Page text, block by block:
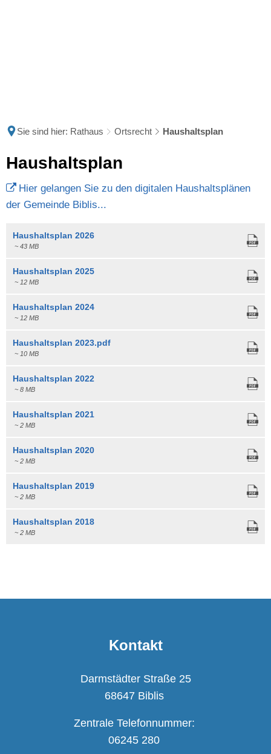
Sie sind hier: Rathaus Ortsrecht Haushaltsplan
Haushaltsplan
Haushaltsplan
Hier gelangen Sie zu den digitalen Haushaltsplänen
der Gemeinde Biblis...
Haushaltsplan 2026
~ 43 MB
Haushaltsplan 2025
~ 12 MB
Haushaltsplan 2024
~ 12 MB
Haushaltsplan 2023.pdf
~ 10 MB
Haushaltsplan 2022
~ 8 MB
Haushaltsplan 2021
~ 2 MB
Haushaltsplan 2020
~ 2 MB
Haushaltsplan 2019
~ 2 MB
Haushaltsplan 2018
~ 2 MB
Kontakt
Darmstädter Straße 25
68647 Biblis
Zentrale Telefonnummer:
06245 280